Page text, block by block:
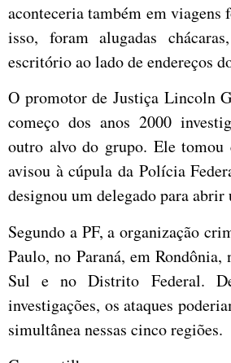
aconteceria também em viagens
isso, foram alugadas
escritório ao lado de endereços
O promotor de Justiça Lincoln
começo dos anos 2000
outro alvo do grupo. Ele
avisou à cúpula da Polícia
designou um delegado para abrir
Segundo a PF, a organização
Paulo, no Paraná, em
Sul e no Distrito Federal.
investigações, os ataques
simultânea nessas cinco regiões.